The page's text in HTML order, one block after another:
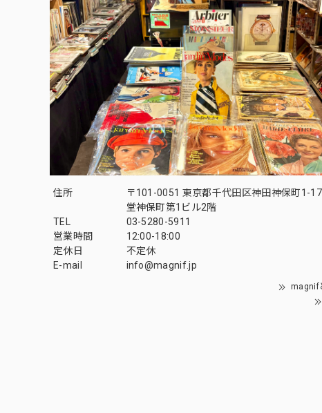
住所
〒101-0051 東京都千代田区神田神保町1-
堂神保町第1ビル2階
TEL
03-5280-5911
営業時間
12:00-18:00
定休日
不定休
E-mail
info@magnif.jp
magnif